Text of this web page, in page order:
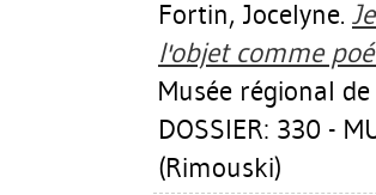
Fortin, Jocelyne.
l'objet comme
Musée régional
DOSSIER: 330 -
(Rimouski)